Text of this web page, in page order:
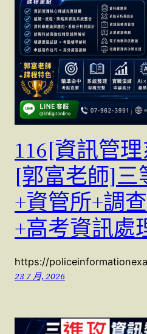
116[資訊管
[郭富老師]三
+資管所+調
+高考資訊處
https://
23 7 月, 2026